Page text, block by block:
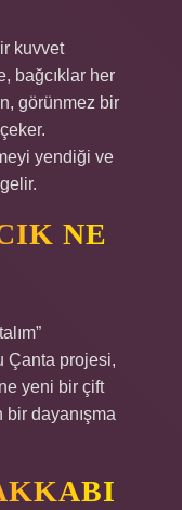
kuvvet
bağcıklar her
görünmez bir
yendiği ve
NE
Çanta projesi,
yeni bir çift
bir dayanışma